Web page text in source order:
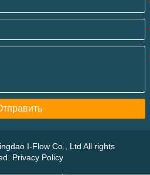
I-Flow Co., Ltd All rights
Privacy Policy